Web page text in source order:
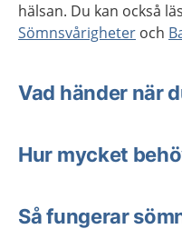
hälsan. Du kan också
Sömnsvårigheter och
Vad händer när
Hur mycket
Så fungerar